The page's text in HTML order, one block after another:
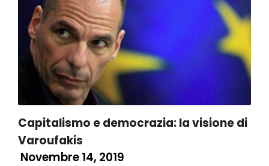
Capitalismo e democrazia: la visione di
Varoufakis
Novembre 14, 2019